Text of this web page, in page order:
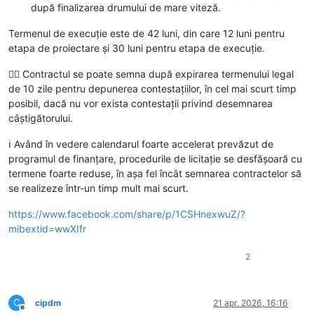
după finalizarea drumului de mare viteză.
Termenul de execuție este de 42 luni, din care 12 luni pentru
etapa de proiectare și 30 luni pentru etapa de execuție.
✍🏽 Contractul se poate semna după expirarea termenului legal
de 10 zile pentru depunerea contestațiilor, în cel mai scurt timp
posibil, dacă nu vor exista contestații privind desemnarea
câștigătorului.
ℹ️ Având în vedere calendarul foarte accelerat prevăzut de
programul de finanțare, procedurile de licitație se desfășoară cu
termene foarte reduse, în așa fel încât semnarea contractelor să
se realizeze într-un timp mult mai scurt.
https://www.facebook.com/share/p/1CSHnexwuZ/?
mibextid=wwXIfr
2
C
Deconectat
cipdm 21 apr. 2026, 16:16